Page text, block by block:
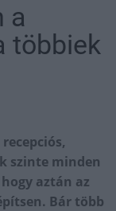
a
többiek
szinte minden
aztán az
Bár több